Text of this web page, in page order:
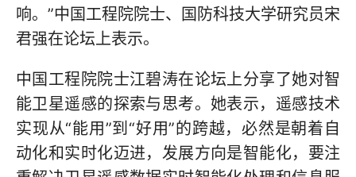
响。”中国工程院院士、国防科技大学研究员宋
君强在论坛上表示。
中国工程院院士江碧涛在论坛上分享了她对智
能卫星遥感的探索与思考。她表示，遥感技术
实现从“能用”到“好用”的跨越，必然是朝着自
动化和实时化迈进，发展方向是智能化，要注